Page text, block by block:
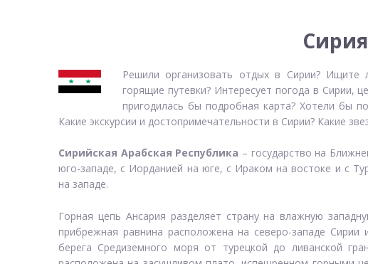
Сирия
Решили организовать отдых в Сирии?
горящие путевки? Интересует погода в Сирии,
пригодилась бы подробная карта? Хотели бы
Какие экскурсии и достопримечательности в Сирии? Какие
Сирийская Арабская Республика – государство на
юго-западе, с Иорданией на юге, с Ираком на востоке и с
на западе.
Горная цепь Ансария разделяет страну на влажную
прибрежная равнина расположена на северо-западе
берега Средиземного моря от турецкой до ливанской